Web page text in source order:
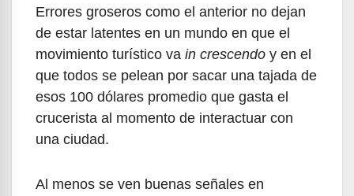
Errores groseros como el anterior no dejan
de estar latentes en un mundo en que el
movimiento turístico va in crescendo y en el
que todos se pelean por sacar una tajada de
esos 100 dólares promedio que gasta el
crucerista al momento de interactuar con
una ciudad.
Al menos se ven buenas señales en